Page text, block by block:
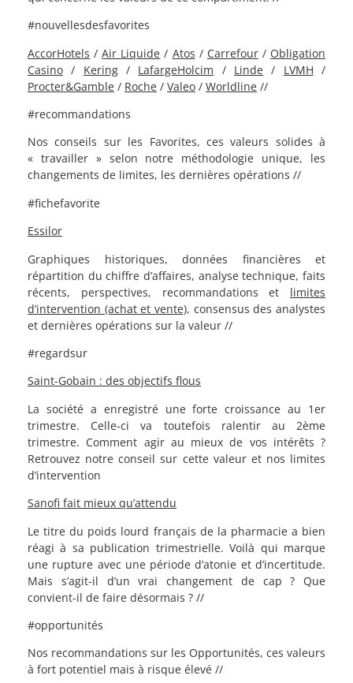
#nouvellesdesfavorites
AccorHotels /Air Liquide / Atos / Carrefour/ Obligation
Casino / Kering/ LafargeHolcim / Linde / LVMH /
Procter&Gamble / Roche / Valeo / Worldline //
#recommandations
Nos conseils sur les Favorites, ces valeurs solides à
« travailler » selon notre méthodologie unique, les
changements de limites, les dernières opérations //
#fichefavorite
Essilor
Graphiques historiques, données financières et
répartition du chiffre d’affaires, analyse technique, faits
récents, perspectives, recommandations et limites
d’intervention (achat et vente), consensus des analystes
et dernières opérations sur la valeur //
#regardsur
Saint-Gobain : des objectifs flous
La société a enregistré une forte croissance au 1er
trimestre. Celle-ci va toutefois ralentir au 2ème
trimestre. Comment agir au mieux de vos intérêts ?
Retrouvez notre conseil sur cette valeur et nos limites
d’intervention
Sanofi fait mieux qu’attendu
Le titre du poids lourd français de la pharmacie a bien
réagi à sa publication trimestrielle. Voilà qui marque
une rupture avec une période d’atonie et d’incertitude.
Mais s’agit-il d’un vrai changement de cap ? Que
convient-il de faire désormais ? //
#opportunités
Nos recommandations sur les Opportunités, ces valeurs
à fort potentiel mais à risque élevé //